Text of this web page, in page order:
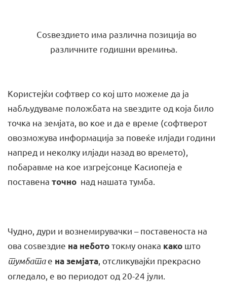
Соѕвездието има различна позиција во
различните годишни времиња.
Користејќи софтвер со кој што можеме да ја
набљудуваме положбата на ѕвездите од која било
точка на земјата, во кое и да е време (софтверот
овозможува информација за повеќе илјади години
напред и неколку илјади назад во времето),
побаравме на кое изгрејсонце Касиопеја е
поставена точно над нашата тумба.
Чудно, дури и вознемирувачки – поставеноста на
ова соѕвездие на небототокму онака како што
тумбатае на земјата , отсликувајќи прекрасно
огледало, е во периодот од 20-24 јули.